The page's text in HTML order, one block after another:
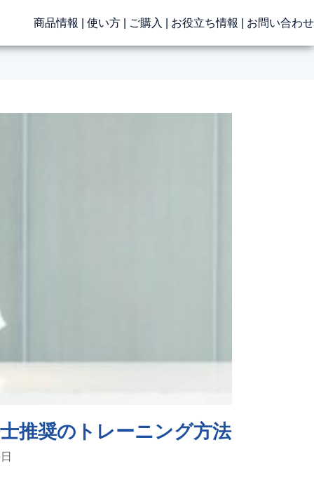
商品情報 使い方 ご購入 お役立ち情報 お問い合わせ
推奨のトレーニング方法